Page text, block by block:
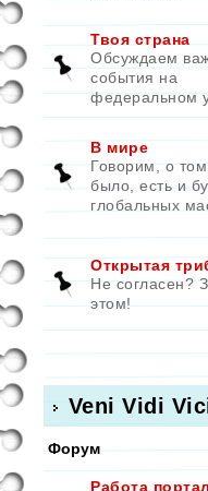
Твоя страна
Обсуждаем
события на
федеральном
В мире
Говорим, о
было, есть и
глобальных
Открытая
Не согласен?
этом!
Veni Vidi
Форум
Работа